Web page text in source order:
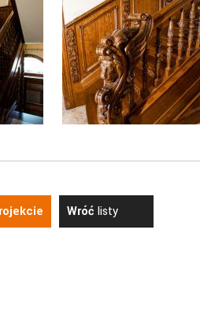
Wróć listy